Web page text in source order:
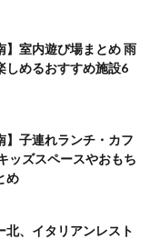
】室内遊び場まとめ 雨
しめるおすすめ施設6
】子連れランチ・カフ
ッズスペースやおもち
め
北、イタリアンレスト